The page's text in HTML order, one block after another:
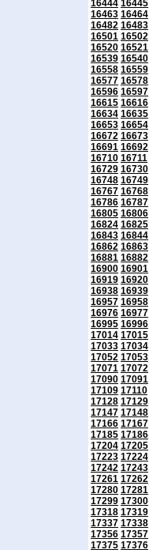
16444 16445
16463 16464
16482 16483
16501 16502
16520 16521
16539 16540
16558 16559
16577 16578
16596 16597
16615 16616
16634 16635
16653 16654
16672 16673
16691 16692
16710 16711
16729 16730
16748 16749
16767 16768
16786 16787
16805 16806
16824 16825
16843 16844
16862 16863
16881 16882
16900 16901
16919 16920
16938 16939
16957 16958
16976 16977
16995 16996
17014 17015
17033 17034
17052 17053
17071 17072
17090 17091
17109 17110
17128 17129
17147 17148
17166 17167
17185 17186
17204 17205
17223 17224
17242 17243
17261 17262
17280 17281
17299 17300
17318 17319
17337 17338
17356 17357
17375 17376